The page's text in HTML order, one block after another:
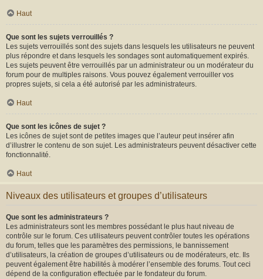
Haut
Que sont les sujets verrouillés ?
Les sujets verrouillés sont des sujets dans lesquels les utilisateurs ne peuvent
plus répondre et dans lesquels les sondages sont automatiquement expirés.
Les sujets peuvent être verrouillés par un administrateur ou un modérateur du
forum pour de multiples raisons. Vous pouvez également verrouiller vos
propres sujets, si cela a été autorisé par les administrateurs.
Haut
Que sont les icônes de sujet ?
Les icônes de sujet sont de petites images que l’auteur peut insérer afin
d’illustrer le contenu de son sujet. Les administrateurs peuvent désactiver cette
fonctionnalité.
Haut
Niveaux des utilisateurs et groupes d’utilisateurs
Que sont les administrateurs ?
Les administrateurs sont les membres possédant le plus haut niveau de
contrôle sur le forum. Ces utilisateurs peuvent contrôler toutes les opérations
du forum, telles que les paramètres des permissions, le bannissement
d’utilisateurs, la création de groupes d’utilisateurs ou de modérateurs, etc. Ils
peuvent également être habilités à modérer l’ensemble des forums. Tout ceci
dépend de la configuration effectuée par le fondateur du forum.